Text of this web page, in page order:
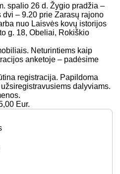
spalio 26 d. Žygio pradžia –
– 9.20 prie Zarasų rajono
nuo Laisvės kovų istorijos
g. 18, Obeliai, Rokiškio
Neturintiems kaip
anketoje – padėsime
registracija. Papildoma
dalyviams.
Eur.